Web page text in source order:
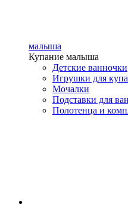
малыша
Купание малыша
Детские ванночки
Игрушки для
Мочалки
Подставки для
Полотенца и